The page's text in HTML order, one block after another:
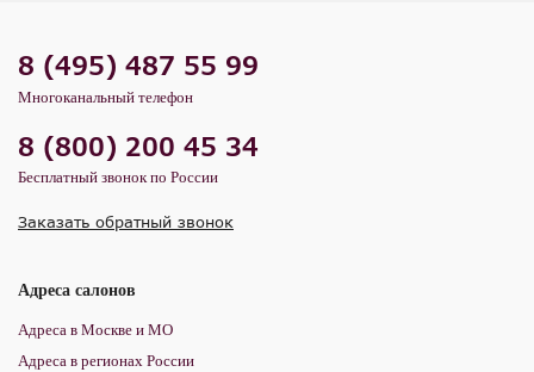
8 (495) 487 55 99
Многоканальный телефон
8 (800) 200 45 34
Бесплатный звонок по России
Заказать обратный звонок
Адреса салонов
Адреса в Москве и МО
Адреса в регионах России